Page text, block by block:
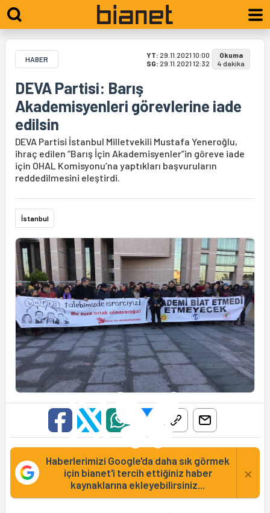
HABER YT: 29.11.2021 10:00
SG: 29.11.2021 12:32
Okuma
4 dakika
DEVA Partisi: Barış
Akademisyenleri görevlerine iade
edilsin
DEVA Partisi İstanbul Milletvekili Mustafa Yeneroğlu,
ihraç edilen “Barış İçin Akademisyenler”in göreve iade
için OHAL Komisyonu’na yaptıkları başvuruların
reddedilmesini eleştirdi.
İstanbul
Haberlerimizi Google'da daha sık görmek
için bianet'i tercih ettiğiniz haber
kaynaklarına ekleyebilirsiniz...
×